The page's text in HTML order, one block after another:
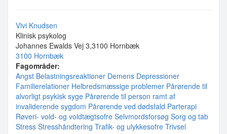
Vivi Knudsen
Klinisk psykolog
Johannes Ewalds Vej 3,3100 Hornbæk
3100 Hornbæk
Fagområder:
Angst Belastningsreaktioner Demens Depressioner
Familierelationer Helbredsmæssige problemer Pårørende til
alvorligt psykisk syge Pårørende til person ramt af
invaliderende sygdom Pårørende ved dødsfald Parterapi
Røveri- vold- og voldtægtsofre Selvmordsforsøg Sorg og tab
Stress Stresshåndtering Trafik- og ulykkesofre Trivsel